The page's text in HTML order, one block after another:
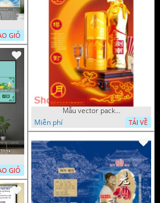
nhan 05022025 hanh
GIỎ
bi san pham hop banh trung quoc 29072025
GIỎ
Mẫu vector package rượu
Miễn phí
TẢI VỀ